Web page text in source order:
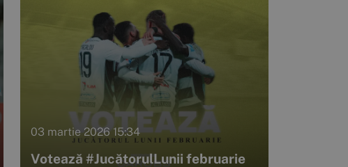
03 martie 2026 15:34
Votează #JucătorulLunii februarie